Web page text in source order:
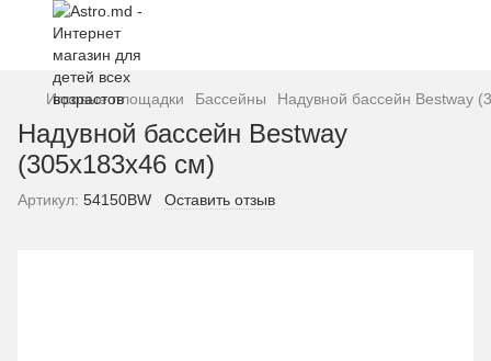
Игровые площадки Бассейны Надувной бассейн Bestway
Надувной бассейн Bestway
(305х183х46 см)
Артикул: 54150BW Оставить отзыв